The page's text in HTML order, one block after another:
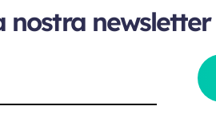
newsletter